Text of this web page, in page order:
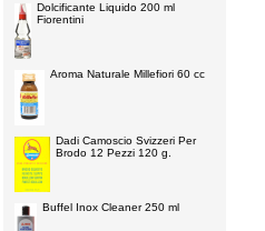
Dolcificante Liquido 200 ml
Fiorentini
Aroma Naturale Millefiori 60 cc
Dadi Camoscio Svizzeri Per
Brodo 12 Pezzi 120 g.
Buffel Inox Cleaner 250 ml